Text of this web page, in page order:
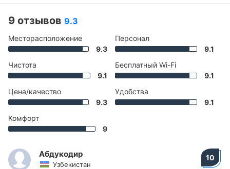
9 отзывов 9.3
Месторасположение
9.3
Чистота
9.1
Цена/качество
9.3
Комфорт
9
Персонал
9.1
Бесплатный Wi-Fi
9.1
Удобства
9.1
Абдукодир
Узбекистан
10